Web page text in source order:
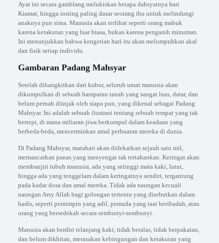
Ayat ini secara gamblang melukiskan betapa dahsyatnya hari
Kiamat, hingga insting paling dasar seorang ibu untuk melindungi
anaknya pun sirna. Manusia akan terlihat seperti orang mabuk
karena ketakutan yang luar biasa, bukan karena pengaruh minuman.
Ini menunjukkan bahwa kengerian hari itu akan melumpuhkan akal
dan fisik setiap individu.
Gambaran Padang Mahsyar
Setelah dibangkitkan dari kubur, seluruh umat manusia akan
dikumpulkan di sebuah hamparan tanah yang sangat luas, datar, dan
belum pernah diinjak oleh siapa pun, yang dikenal sebagai Padang
Mahsyar. Ini adalah sebuah ilustrasi tentang sebuah tempat yang tak
bertepi, di mana miliaran jiwa berkumpul dalam keadaan yang
berbeda-beda, mencerminkan amal perbuatan mereka di dunia.
Di Padang Mahsyar, matahari akan didekatkan sejauh satu mil,
memancarkan panas yang menyengat tak tertahankan. Keringat akan
membanjiri tubuh manusia, ada yang setinggi mata kaki, lutut,
hingga ada yang tenggelam dalam keringatnya sendiri, tergantung
pada kadar dosa dan amal mereka. Tidak ada naungan kecuali
naungan Arsy Allah bagi golongan tertentu yang disebutkan dalam
hadis, seperti pemimpin yang adil, pemuda yang taat beribadah, atau
orang yang bersedekah secara sembunyi-sembunyi.
Manusia akan berdiri telanjang kaki, tidak beralas, tidak berpakaian,
dan belum dikhitan, merasakan kebingungan dan ketakutan yang